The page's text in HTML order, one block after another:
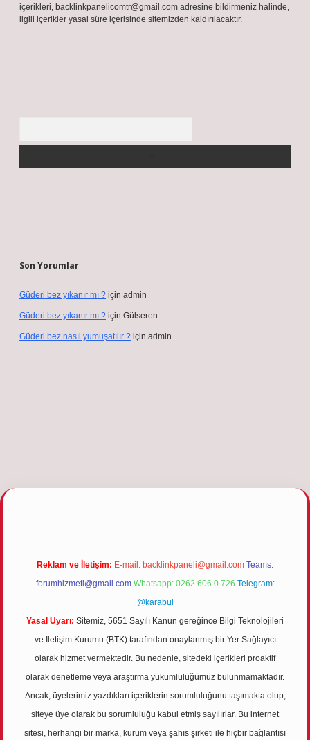
içerikleri, backlinkpanelicomtr@gmail.com adresine bildirmeniz halinde,
ilgili içerikler yasal süre içerisinde sitemizden kaldırılacaktır.
Son Yorumlar
Güderi bez yıkanır mı ? için admin
Güderi bez yıkanır mı ? için Gülseren
Güderi bez nasıl yumuşatılır ? için admin
Reklam ve İletişim: E-mail: backlinkpaneli@gmail.com Teams:
forumhizmeti@gmail.com Whatsapp: 0262 606 0 726 Telegram:
@karabul
Yasal Uyarı: Sitemiz, 5651 Sayılı Kanun gereğince Bilgi Teknolojileri
ve İletişim Kurumu (BTK) tarafından onaylanmış bir Yer Sağlayıcı
olarak hizmet vermektedir. Bu nedenle, sitedeki içerikleri proaktif
olarak denetleme veya araştırma yükümlülüğümüz bulunmamaktadır.
Ancak, üyelerimiz yazdıkları içeriklerin sorumluluğunu taşımakta olup,
siteye üye olarak bu sorumluluğu kabul etmiş sayılırlar. Bu internet
sitesi, herhangi bir marka, kurum veya şahıs şirketi ile hiçbir bağlantısı